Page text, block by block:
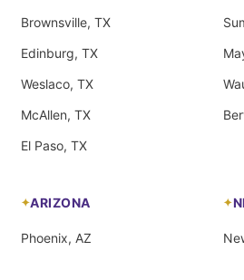
Brownsville, TX
Edinburg, TX
Weslaco, TX
McAllen, TX
El Paso, TX
ARIZONA
Phoenix, AZ